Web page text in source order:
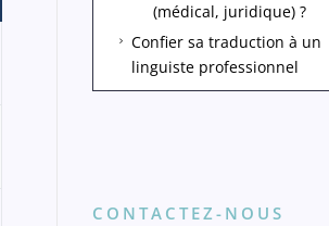
(médical, juridique) ?
5
Confier sa traduction à un
linguiste professionnel
CONTACTEZ-NOUS